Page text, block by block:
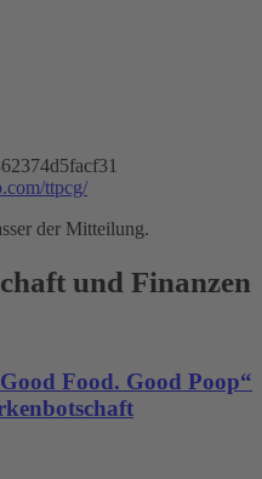
ttpcg/
der Mitteilung.
und Finanzen
Food. Good Poop“